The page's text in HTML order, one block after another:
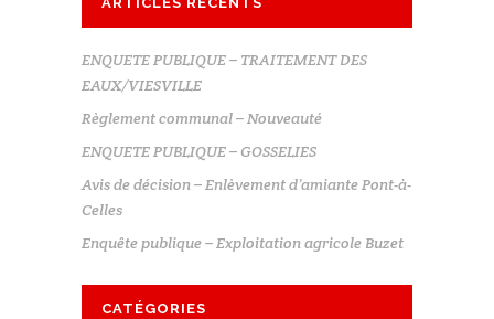
ENQUETE PUBLIQUE – TRAITEMENT DES
EAUX/VIESVILLE
Règlement communal – Nouveauté
ENQUETE PUBLIQUE – GOSSELIES
Avis de décision – Enlèvement d’amiante Pont-à-
Celles
Enquête publique – Exploitation agricole Buzet
CATÉGORIES